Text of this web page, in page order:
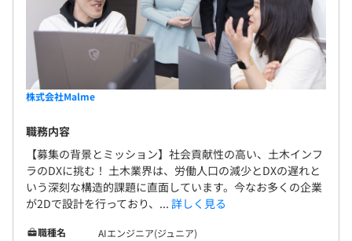
株式会社Malme
職務内容
【募集の背景とミッション】社会貢献性の高い、土木インフ
ラのDXに挑む！ 土木業界は、労働人口の減少とDXの遅れと
いう深刻な構造的課題に直面しています。今なお多くの企業
が2Dで設計を行っており、... 詳しく見る
職種名
AIエンジニア(ジュニア)